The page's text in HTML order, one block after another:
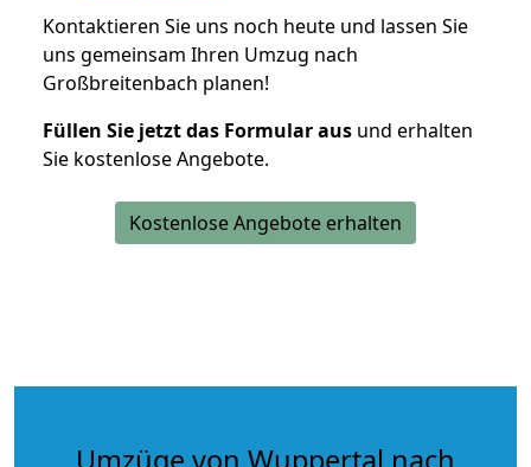
Kontaktieren Sie uns noch heute und lassen Sie
uns gemeinsam Ihren Umzug nach
Großbreitenbach planen!
Füllen Sie jetzt das Formular aus und erhalten
Sie kostenlose Angebote.
Kostenlose Angebote erhalten
Umzüge von Wuppertal nach